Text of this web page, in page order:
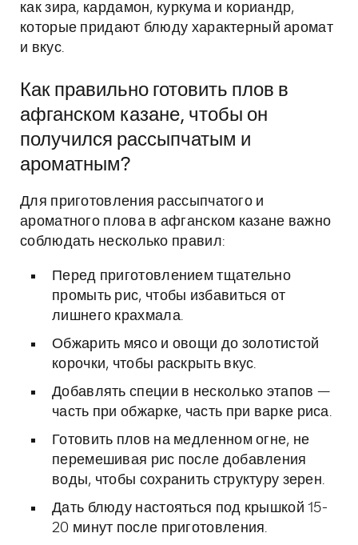
как зира, кардамон, куркума и кориандр,
которые придают блюду характерный аромат
и вкус.
Как правильно готовить плов в
афганском казане, чтобы он
получился рассыпчатым и
ароматным?
Для приготовления рассыпчатого и
ароматного плова в афганском казане важно
соблюдать несколько правил:
Перед приготовлением тщательно
промыть рис, чтобы избавиться от
лишнего крахмала.
Обжарить мясо и овощи до золотистой
корочки, чтобы раскрыть вкус.
Добавлять специи в несколько этапов —
часть при обжарке, часть при варке риса.
Готовить плов на медленном огне, не
перемешивая рис после добавления
воды, чтобы сохранить структуру зерен.
Дать блюду настояться под крышкой 15-
20 минут после приготовления.